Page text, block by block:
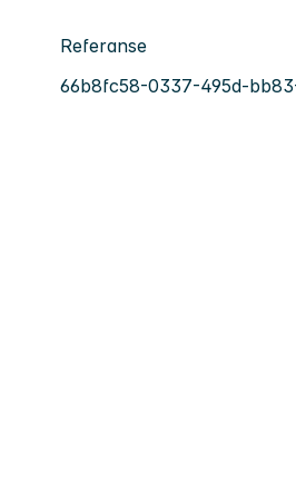
Referanse
66b8fc58-0337-495d-